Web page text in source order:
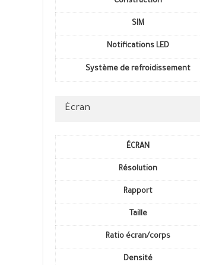
SIM
Notifications LED
Système de refroidissement
Écran
ÉCRAN
Résolution
Rapport
Taille
Ratio écran/corps
Densité